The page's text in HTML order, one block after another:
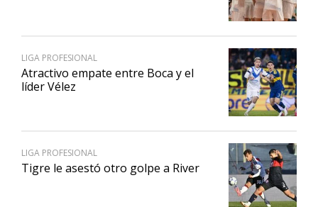
LIGA PROFESIONAL
Atractivo empate entre Boca y el
líder Vélez
LIGA PROFESIONAL
Tigre le asestó otro golpe a River